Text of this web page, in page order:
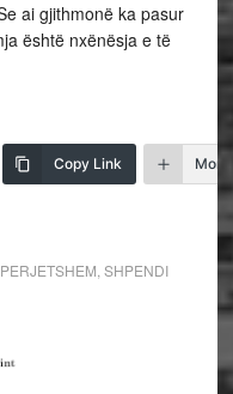
ai gjithmonë ka pasur
është nxënësja e të
Copy Link More
SHPENDI